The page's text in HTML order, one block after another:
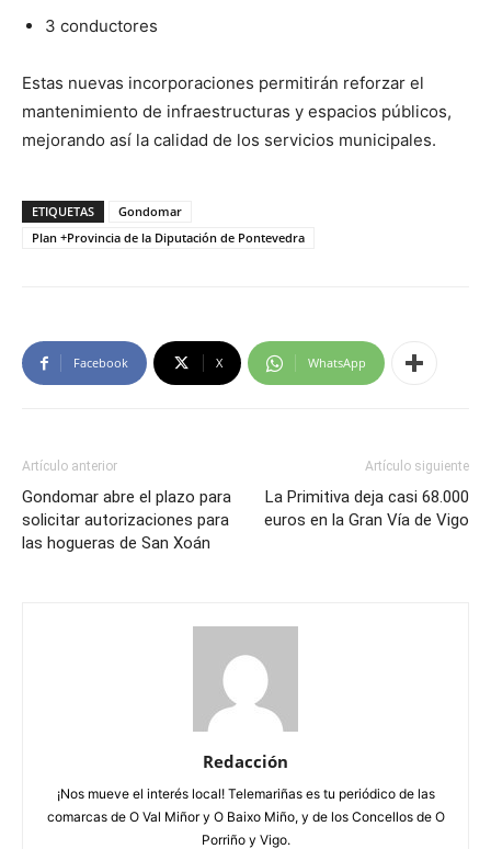
3 conductores
Estas nuevas incorporaciones permitirán reforzar el
mantenimiento de infraestructuras y espacios públicos,
mejorando así la calidad de los servicios municipales.
ETIQUETAS
Gondomar
Plan +Provincia de la Diputación de Pontevedra
Facebook X WhatsApp
Artículo anterior
Gondomar abre el plazo para
solicitar autorizaciones para
las hogueras de San Xoán
Artículo siguiente
La Primitiva deja casi 68.000
euros en la Gran Vía de Vigo
Redacción
¡Nos mueve el interés local! Telemariñas es tu periódico de las
comarcas de O Val Miñor y O Baixo Miño, y de los Concellos de O
Porriño y Vigo.